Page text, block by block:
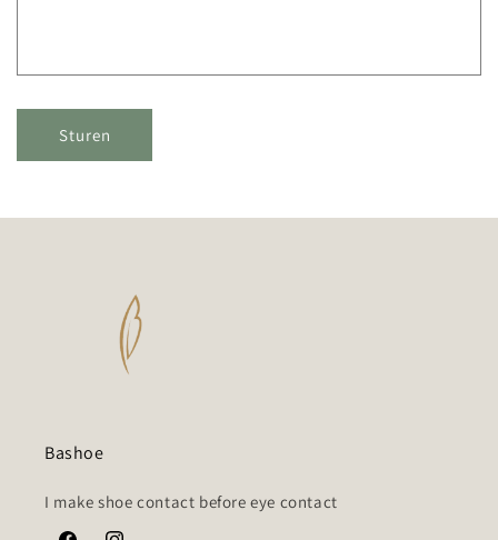
l
Sturen
Bashoe
I make shoe contact before eye contact